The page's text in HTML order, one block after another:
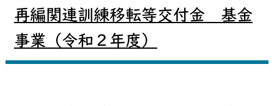
再編関連訓練移転等交付金 基金
事業（令和２年度）